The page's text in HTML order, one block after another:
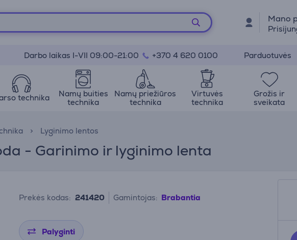
Mano
Darbo laikas I-VII 09:00-21:00 +370 4 620 0100 Parduotuvės
technika
Namų buities
technika
Namų priežiūros
technika
Virtuvės
technika
Grožis ir
sveikata
Lyginimo lentos
- Garinimo ir lyginimo lenta
Prekės kodas: 241420 Gamintojas: Brabantia
Palyginti